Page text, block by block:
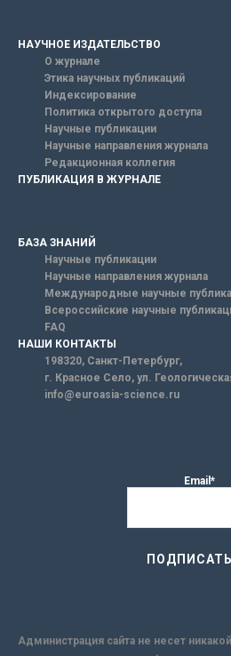
НАУЧНОЕ ИЗДАТЕЛЬСТВО
О журнале
Этика научных публикаций
Индексирование
Политика открытого доступа
Научные публикации
Научные направления журнала
Редакционная коллегия
ПУБЛИКАЦИЯ В ЖУРНАЛЕ
БАЗА ЗНАНИЙ
Научные публикации
Научные направления журнала
Международные научные
Всероссийские научные
FAQ
НАШИ КОНТАКТЫ
198320, Санкт-Петербург,
г. Красное Село, ул.
info@euroasia-science.ru
Email*
Администрация сайта не несет